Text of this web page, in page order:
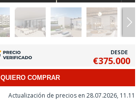
DESDE
€375.000
QUIERO COMPRAR
Actualización de precios en 28.07.2026, 11.11